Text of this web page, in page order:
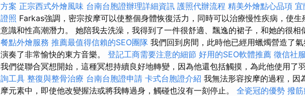
方案 正宗西式外燴風味 台南台胞證辦理詳細資訊 護照代辦流程 精美外燴點心品項 宜
證照 Farkas強調，密宗按摩可以使整個身體恢復活力，同時可以治療慢性疾病，使生
意識和性高潮潛力。 她陪我去洗澡，我得到了一件很舒適、飄逸的裙子，和她的很相
餐點外燴服務 推薦最值得信賴的SEO團隊 我們回到房間，此時他已經用蠟燭營造了
演奏了非常愉快的東方音樂。 登記工商需要注意的細節 好用的SEO軟體推薦 徵信社
我們從聯合冥想開始，這種冥想持續良好地轉變，因為他還包括觸摸，為此他使用了
詢工具 整復與整骨治療 台南台胞證申請 卡式台胞證介紹 我無法形容按摩的過程，因
摩元素中，即使他改變握法或將我轉過身，觸碰也沒有一刻停止。 全瓷冠的優勢 撥